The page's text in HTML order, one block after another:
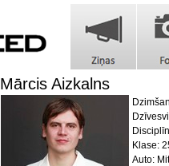
Mārcis Aizkalns
Klase:
Auto: